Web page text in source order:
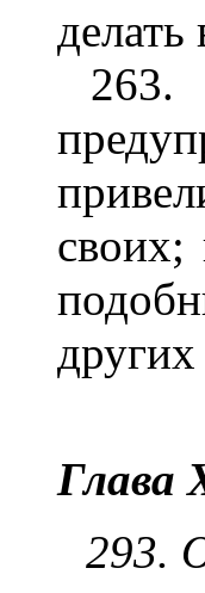
263.
своих;
Глава
293.